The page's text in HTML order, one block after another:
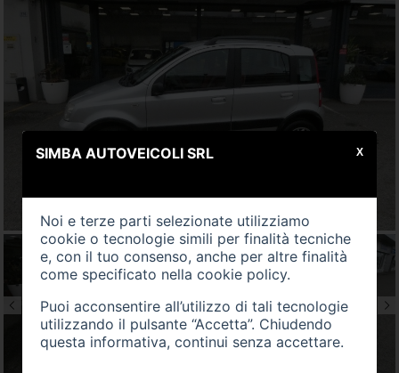
SIMBA AUTOVEICOLI SRL
Noi e terze parti selezionate utilizziamo
cookie o tecnologie simili per finalità tecniche
e, con il tuo consenso, anche per altre finalità
come specificato nella cookie policy.
Puoi acconsentire all’utilizzo di tali tecnologie
utilizzando il pulsante “Accetta”. Chiudendo
questa informativa, continui senza accettare.
X